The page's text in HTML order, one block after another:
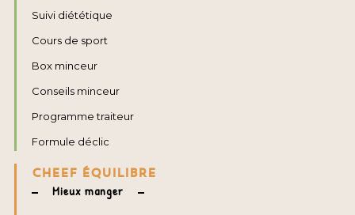
Suivi diététique
Cours de sport
Box minceur
Conseils minceur
Programme traiteur
Formule déclic
CHEEF ÉQUILIBRE
Mieux manger